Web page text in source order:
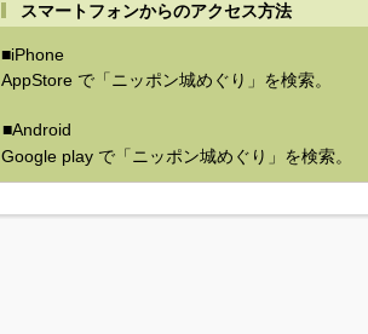
スマートフォンからのアクセス方法
■iPhone
AppStore で「ニッポン城めぐり」を検索。
■Android
Google play で「ニッポン城めぐり」を検索。